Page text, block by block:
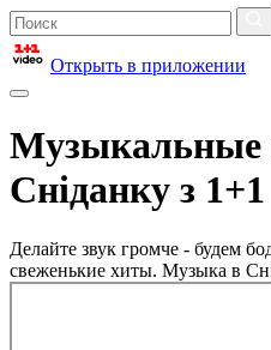
Открыть в приложении
Музыкальные
Сніданку з 1+1
Делайте звук громче - будем
свеженькие хиты. Музыка в